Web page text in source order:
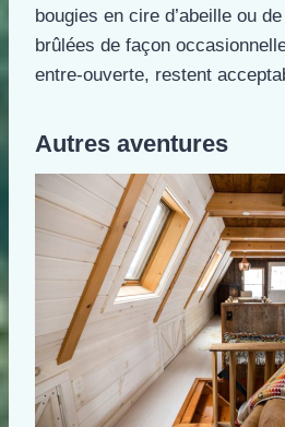
bougies en cire d’abeille ou
brûlées de façon
entre-ouverte, restent
Autres aventures